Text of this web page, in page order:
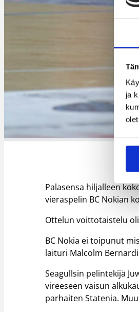
ja
Palasensa hiljalleen
vieraspelin BC Nokian
Ottelun voittotaistelu
BC Nokia ei toipunut
laituri Malcolm
Seagullsin pelintekijä
vireeseen vaisun
parhaiten Statenia.